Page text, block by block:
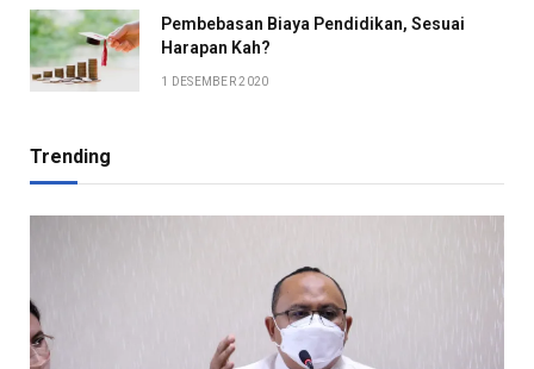
Pembebasan Biaya Pendidikan, Sesuai
Harapan Kah?
1 DESEMBER 2020
Trending